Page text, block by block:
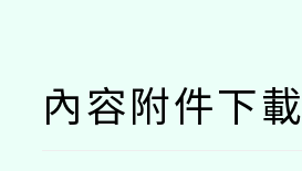
內容附件下載